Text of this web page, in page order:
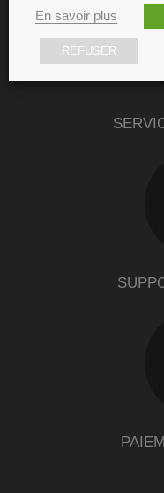
En savoir plus
REFUSER